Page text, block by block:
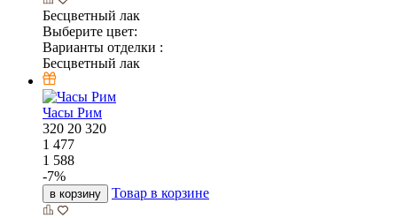
Бесцветный лак
Выберите цвет:
Варианты отделки :
Бесцветный лак
Часы Рим
320 20 320
1 477
1 588
-7%
в корзину Товар в корзине